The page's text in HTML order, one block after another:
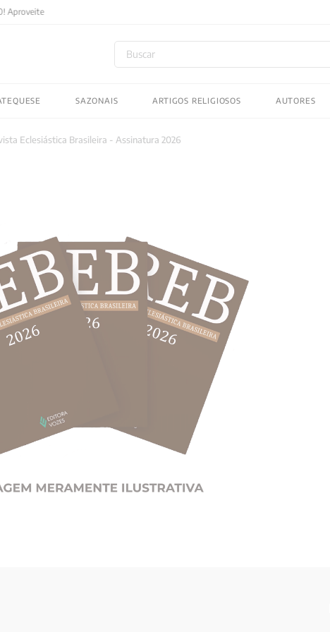
Buscar
SAZONAIS ARTIGOS RELIGIOSOS AUTORES
Eclesiástica Brasileira - Assinatura 2026
2027
7 biblia
8º santo agostinho
9º anselm grun
verena kast